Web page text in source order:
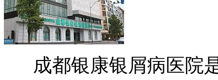
成都银康银屑病医院